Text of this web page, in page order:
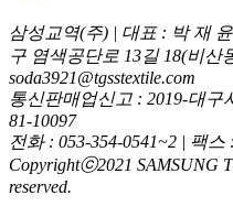
삼성교역(주) | 대표 : 박 재
구 염색공단로 13길 18(비산
soda3921@tgsstextile.com
통신판매업신고 : 2019-대구
81-10097
전화 : 053-354-0541~2 | 팩스
Copyrightⓒ2021 SAMSUNG
reserved.